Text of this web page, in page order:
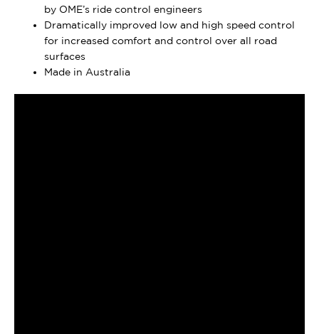
by OME’s ride control engineers
Dramatically improved low and high speed control
for increased comfort and control over all road
surfaces
Made in Australia